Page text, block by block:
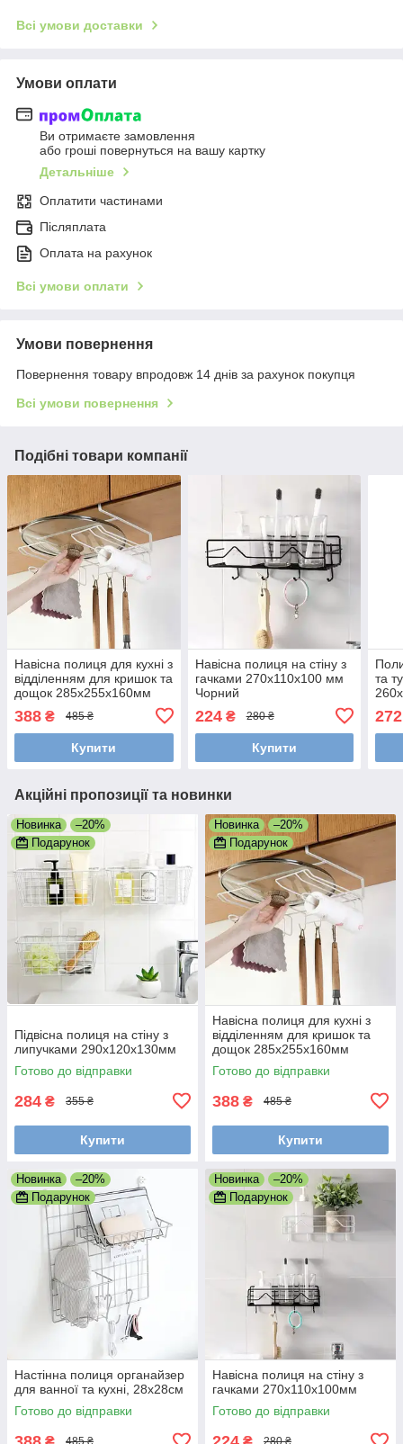
Всі умови доставки
Умови оплати
Ви отримаєте замовлення
або гроші повернуться на вашу картку
Детальніше
Оплатити частинами
Післяплата
Оплата на рахунок
Всі умови оплати
Умови повернення
Повернення товару впродовж 14 днів за рахунок покупця
Всі умови повернення
Подібні товари компанії
Навісна полиця для кухні з
відділенням для кришок та
дощок 285х255х160мм
388 ₴ 485 ₴
Купити
Навісна полиця на стіну з
гачками 270х110х100 мм
Чорний
224₴ 280 ₴
Купити
та
272
Акційні пропозиції та новинки
Новинка
–20%
Подарунок
Підвісна полиця на стіну з
липучками 290х120х130мм
Готово до відправки
284 ₴ 355 ₴
Купити
Новинка
–20%
Подарунок
Навісна полиця для кухні з
відділенням для кришок та
дощок 285х255х160мм
Готово до відправки
388 ₴ 485 ₴
Купити
Новинка
–20%
Подарунок
Настінна полиця органайзер
для ванної та кухні, 28x28см
Готово до відправки
485 ₴
Новинка
–20%
Подарунок
Навісна полиця на стіну з
гачками 270х110х100мм
Готово до відправки
280 ₴